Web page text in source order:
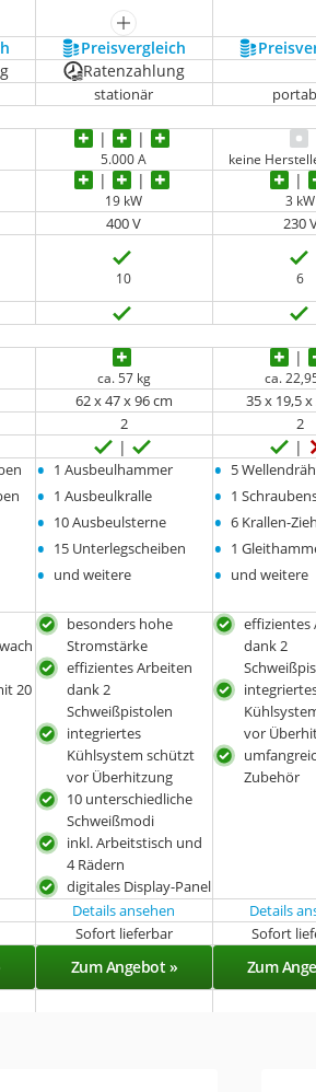
mehr anzeigen
Preis­vergleich
Ratenzahlung
stationär
5.000 A keine
19 kW 3 kW
400 V 230
10 6
ca. 57 kg ca.
62 x 47 x 96 cm 35 x 19,5
2 2
• 1 Ausbeulhammer
• 1 Ausbeulkralle
• 10 Ausbeulsterne
• 15 Unterlegscheiben
• und weitere
• 5
• 1
• 6 Krallen-
• 1
• und weitere
20
besonders hohe
Stromstärke
effizientes Arbeiten
dank 2
Schweißpistolen
integriertes
Kühlsystem schützt
vor Überhitzung
10 unterschiedliche
Schweißmodi
inkl. Arbeitstisch und
4 Rädern
digitales Display-Panel
effizientes
dank 2
vor
Zubehör
Details ansehen Details
Sofort lieferbar Sofort
Zum Angebot » Zum